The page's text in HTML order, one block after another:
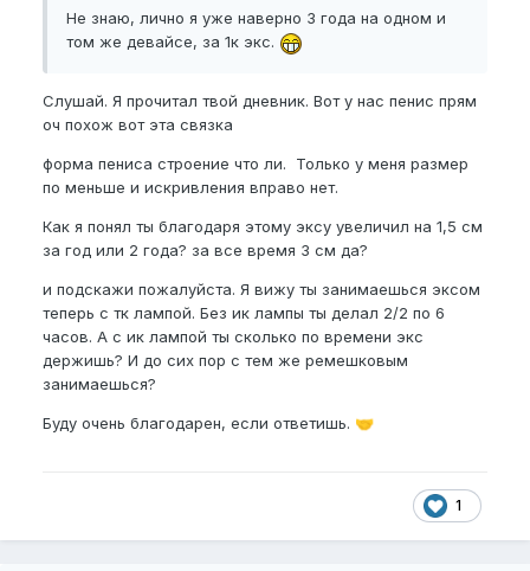
Не знаю, лично я уже наверно 3 года на одном и
том же девайсе, за 1к экс.
Слушай. Я прочитал твой дневник. Вот у нас пенис прям
оч похож вот эта связка
форма пениса строение что ли. Только у меня размер
по меньше и искривления вправо нет.
Как я понял ты благодаря этому эксу увеличил на 1,5 см
за год или 2 года? за все время 3 см да?
и подскажи пожалуйста. Я вижу ты занимаешься эксом
теперь с тк лампой. Без ик лампы ты делал 2/2 по 6
часов. А с ик лампой ты сколько по времени экс
держишь? И до сих пор с тем же ремешковым
занимаешься?
Буду очень благодарен, если ответишь. 🤝
1